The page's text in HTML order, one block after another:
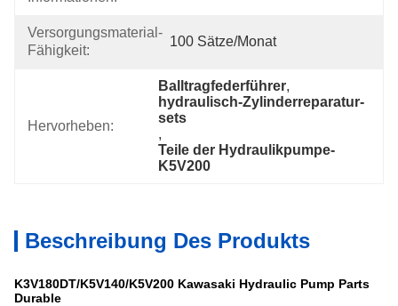
Versorgungsmaterial-
Fähigkeit:
100 Sätze/Monat
Hervorheben:
Balltragfederführer,
hydraulisch-Zylinderreparatur-
sets
,
Teile der Hydraulikpumpe-
K5V200
Beschreibung Des Produkts
K3V180DT/K5V140/K5V200 Kawasaki Hydraulic Pump Parts
Durable